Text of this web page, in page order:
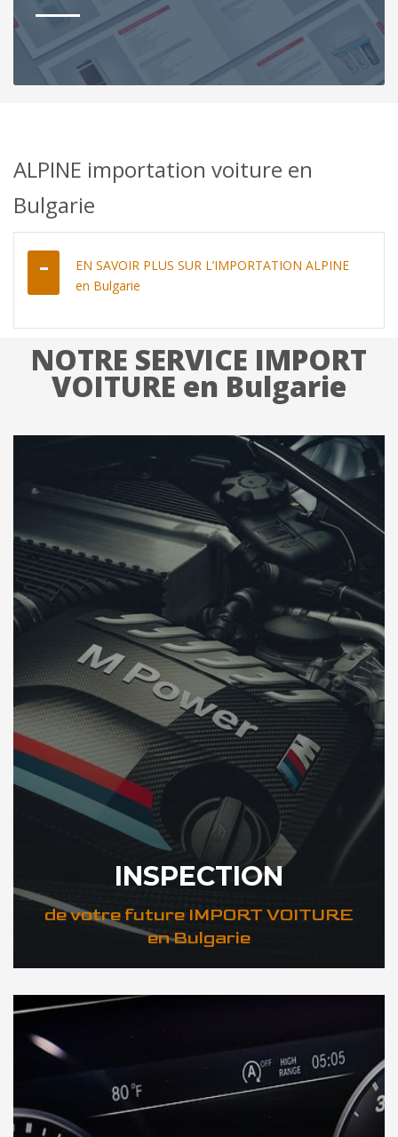
ALPINE importation voiture en
Bulgarie
EN SAVOIR PLUS SUR L’IMPORTATION ALPINE
en Bulgarie
NOTRE SERVICE IMPORT
VOITURE en Bulgarie
INSPECTION
de votre future IMPORT VOITURE
en Bulgarie
DÉCOUVREZ VOTRE INSPECTION AUTO en Bulgarie